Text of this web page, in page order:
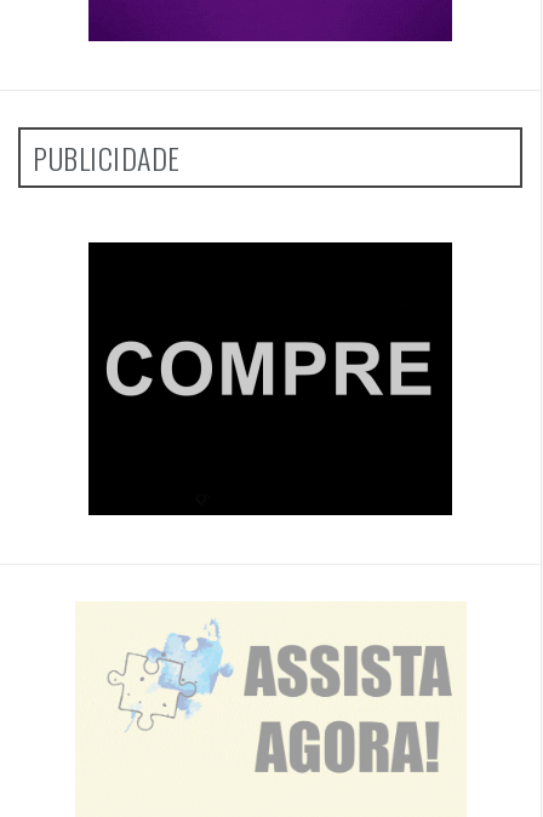
PUBLICIDADE